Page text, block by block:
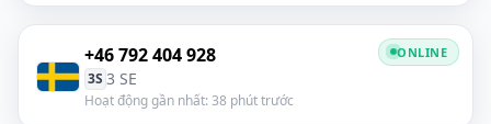
+46 792 404 928
3S 3 SE
Hoạt động gần nhất: 38 phút trước
ONLINE